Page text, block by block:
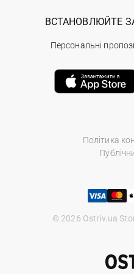
Політика
© 2026 Ostriv.ua
ВСТАНОВЛЮЙТЕ
Персональні